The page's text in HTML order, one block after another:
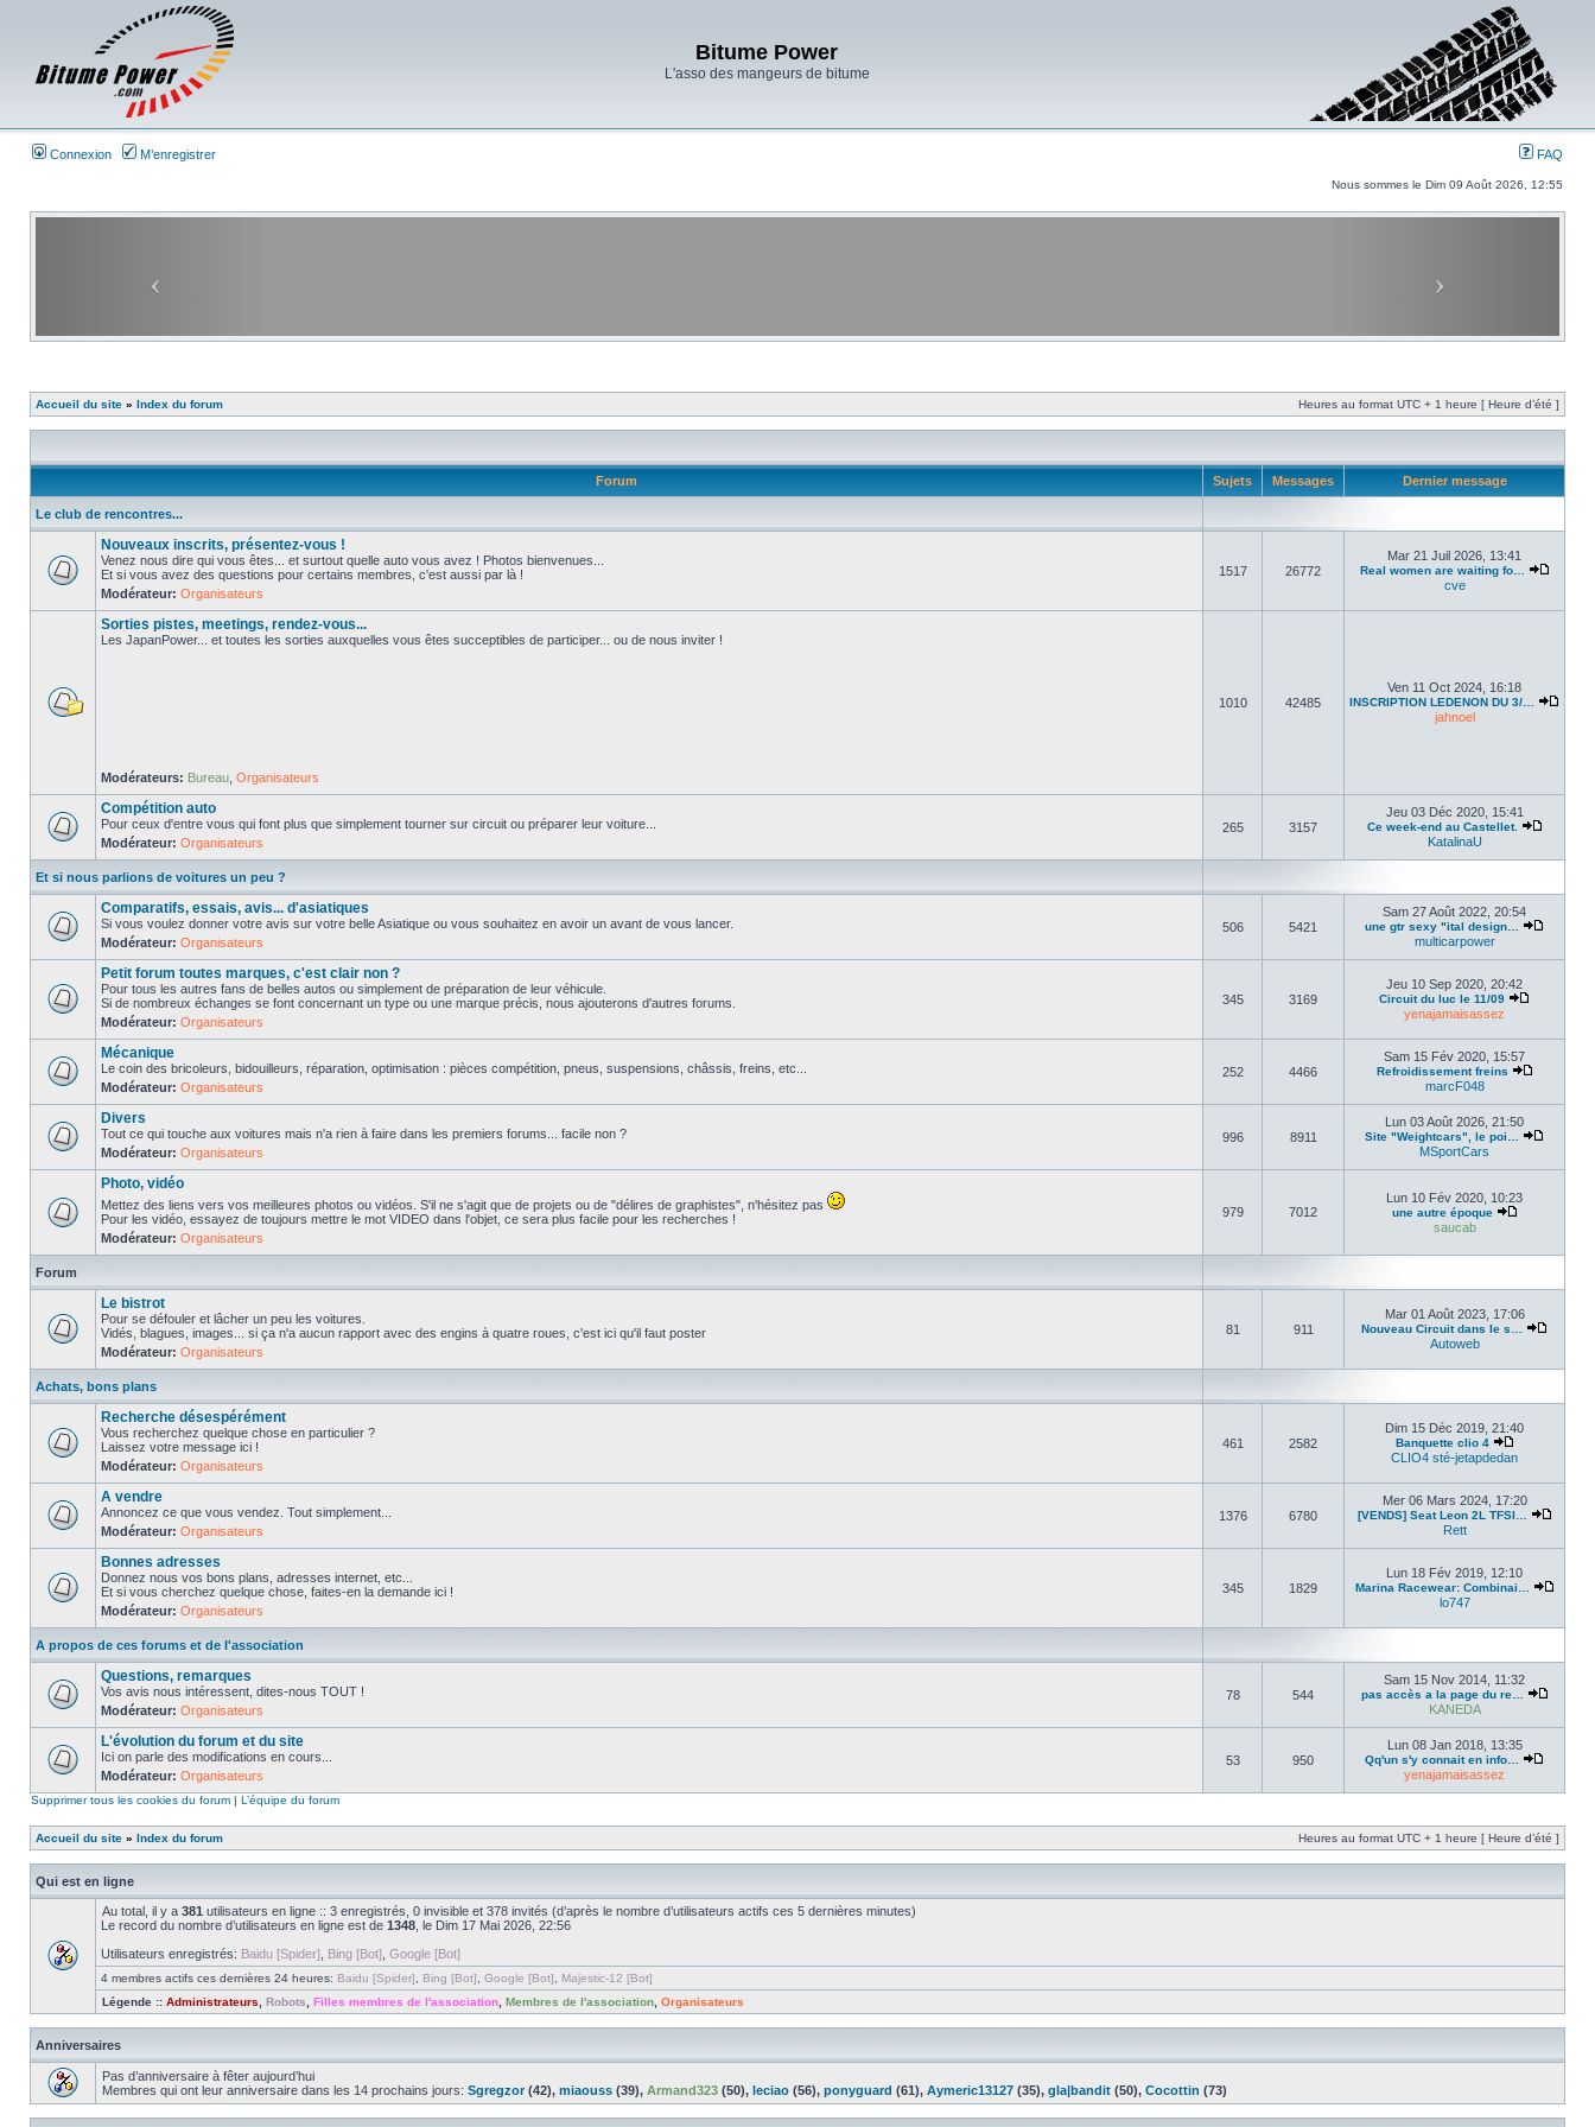
Bitume Power
L'asso des mangeurs de bitume
Connexion M’enregistrer FAQ
Nous sommes le Dim 09 Août 2026, 12:55
Accueil du site » Index du forum Heures au format UTC + 1 heure [ Heure d’été ]
Forum Sujets Messages Dernier message
Le club de rencontres...
Nouveaux inscrits, présentez-vous !
Venez nous dire qui vous êtes... et surtout quelle auto vous avez ! Photos bienvenues...
Et si vous avez des questions pour certains membres, c'est aussi par là !
Modérateur: Organisateurs
1517 26772
Mar 21 Juil 2026, 13:41
Real women are waiting fo…
cve
Sorties pistes, meetings, rendez-vous...
Les JapanPower... et toutes les sorties auxquelles vous êtes succeptibles de participer... ou de nous inviter !
Modérateurs: Bureau Organisateurs
1010 42485
Ven 11 Oct 2024, 16:18
INSCRIPTION LEDENON DU 3/…
jahnoel
Compétition auto
Pour ceux d'entre vous qui font plus que simplement tourner sur circuit ou préparer leur voiture...
Modérateur: Organisateurs
265 3157
Jeu 03 Déc 2020, 15:41
Ce week-end au Castellet.
KatalinaU
Et si nous parlions de voitures un peu ?
Comparatifs, essais, avis... d'asiatiques
Si vous voulez donner votre avis sur votre belle Asiatique ou vous souhaitez en avoir un avant de vous lancer.
Modérateur: Organisateurs
506 5421
Sam 27 Août 2022, 20:54
une gtr sexy "ital design…
multicarpower
Petit forum toutes marques, c'est clair non ?
Pour tous les autres fans de belles autos ou simplement de préparation de leur véhicule.
Si de nombreux échanges se font concernant un type ou une marque précis, nous ajouterons d'autres forums.
Modérateur: Organisateurs
345 3169
Jeu 10 Sep 2020, 20:42
Circuit du luc le 11/09
yenajamaisassez
Mécanique
Le coin des bricoleurs, bidouilleurs, réparation, optimisation : pièces compétition, pneus, suspensions, châssis, freins, etc...
Modérateur: Organisateurs
252 4466
Sam 15 Fév 2020, 15:57
Refroidissement freins
marcF048
Divers
Tout ce qui touche aux voitures mais n'a rien à faire dans les premiers forums... facile non ?
Modérateur: Organisateurs
996 8911
Lun 03 Août 2026, 21:50
Site "Weightcars", le poi…
MSportCars
Photo, vidéo
Mettez des liens vers vos meilleures photos ou vidéos. S'il ne s'agit que de projets ou de "délires de graphistes", n'hésitez pas
Pour les vidéo, essayez de toujours mettre le mot VIDEO dans l'objet, ce sera plus facile pour les recherches !
Modérateur: Organisateurs
979 7012
Lun 10 Fév 2020, 10:23
une autre époque
saucab
Forum
Le bistrot
Pour se défouler et lâcher un peu les voitures.
Vidés, blagues, images... si ça n'a aucun rapport avec des engins à quatre roues, c'est ici qu'il faut poster
Modérateur: Organisateurs
81 911
Mar 01 Août 2023, 17:06
Nouveau Circuit dans le s…
Autoweb
Achats, bons plans
Recherche désespérément
Vous recherchez quelque chose en particulier ?
Laissez votre message ici !
Modérateur: Organisateurs
461 2582
Dim 15 Déc 2019, 21:40
Banquette clio 4
CLIO4 sté-jetapdedan
A vendre
Annoncez ce que vous vendez. Tout simplement...
Modérateur: Organisateurs
1376 6780
Mer 06 Mars 2024, 17:20
[VENDS] Seat Leon 2L TFSI…
Rett
Bonnes adresses
Donnez nous vos bons plans, adresses internet, etc...
Et si vous cherchez quelque chose, faites-en la demande ici !
Modérateur: Organisateurs
345 1829
Lun 18 Fév 2019, 12:10
Marina Racewear: Combinai…
lo747
A propos de ces forums et de l'association
Questions, remarques
Vos avis nous intéressent, dites-nous TOUT !
Modérateur: Organisateurs
78 544
Sam 15 Nov 2014, 11:32
pas accès a la page du re…
KANEDA
L'évolution du forum et du site
Ici on parle des modifications en cours...
Modérateur: Organisateurs
53 950
Lun 08 Jan 2018, 13:35
Qq'un s'y connait en info…
yenajamaisassez
Supprimer tous les cookies du forum | L’équipe du forum
Accueil du site » Index du forum Heures au format UTC + 1 heure [ Heure d’été ]
Qui est en ligne
Au total, il y a 381 utilisateurs en ligne :: 3 enregistrés, 0 invisible et 378 invités (d’après le nombre d’utilisateurs actifs ces 5 dernières minutes)
Le record du nombre d’utilisateurs en ligne est de 1348 , le Dim 17 Mai 2026, 22:56
Utilisateurs enregistrés: Baidu [Spider] Bing [Bot] Google [Bot]
4 membres actifs ces dernières 24 heures: Baidu [Spider] Bing [Bot] Google [Bot]
Majestic-12 [Bot]
Légende :: Administrateurs Robots Filles membres de l'association Membres de l'association Organisateurs
Anniversaires
Pas d’anniversaire à fêter aujourd’hui
Membres qui ont leur anniversaire dans les 14 prochains jours: Sgregzor(42), miaouss (39), Armand323 (50), leciao (56), ponyguard (61), Aymeric13127 (35), gla|bandit (50), Cocottin (73)